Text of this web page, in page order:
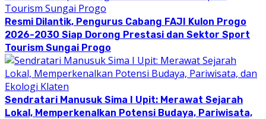
Resmi Dilantik, Pengurus Cabang FAJI Kulon Progo
2026-2030 Siap Dorong Prestasi dan Sektor Sport
Tourism Sungai Progo
Sendratari Manusuk Sima I Upit: Merawat Sejarah
Lokal, Memperkenalkan Potensi Budaya, Pariwisata,